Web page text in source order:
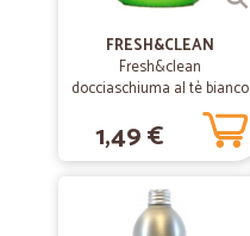
FRESH&CLEAN
Fresh&clean
docciaschiuma al tè bianco
e bambù - ml.250
1,49 €